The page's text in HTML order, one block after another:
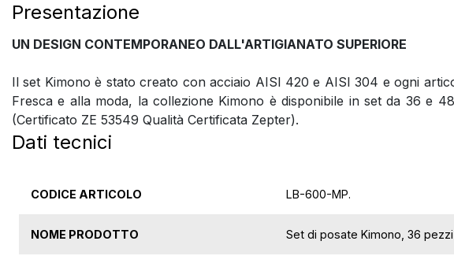
Presentazione
UN DESIGN CONTEMPORANEO DALL'ARTIGIANATO SUPERIORE
Il set Kimono è stato creato con acciaio AISI 420 e AISI 304 e ogni
Fresca e alla moda, la collezione Kimono è disponibile in set da 36 e
(Certificato ZE 53549 Qualità Certificata Zepter).
Dati tecnici
CODICE ARTICOLO LB-600-MP.
NOME PRODOTTO Set di posate Kimono, 36 pezzi